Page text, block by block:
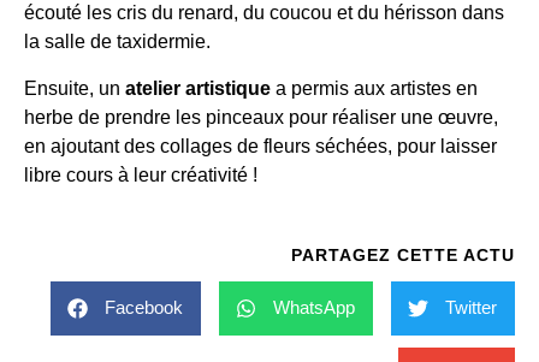
écouté les cris du renard, du coucou et du hérisson dans
la salle de taxidermie.
Ensuite, un atelier artistique a permis aux artistes en
herbe de prendre les pinceaux pour réaliser une œuvre,
en ajoutant des collages de fleurs séchées, pour laisser
libre cours à leur créativité !
PARTAGEZ CETTE ACTU
Facebook WhatsApp Twitter